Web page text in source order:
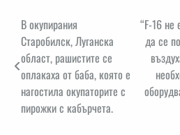
Навигация
В окупирания
Старобилск, Луганска
област, рашистите се
оплакаха от баба, която е
нагостила окупаторите с
пирожки с кабърчета.
“F-16 не
да се